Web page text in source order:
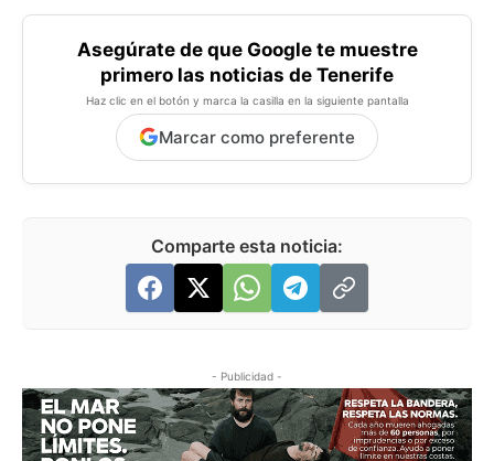
Asegúrate de que Google te muestre
primero las noticias de Tenerife
Haz clic en el botón y marca la casilla en la siguiente pantalla
Marcar como preferente
Comparte esta noticia:
- Publicidad -